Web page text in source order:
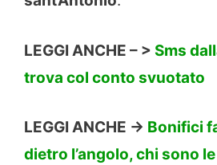
LEGGI ANCHE – > Sms
trova col conto svuotato
LEGGI ANCHE -> Bonifici
dietro l’angolo, chi sono